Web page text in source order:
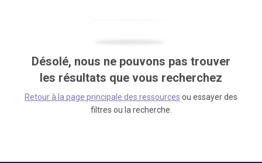
Désolé, nous ne pouvons pas trouver
les résultats que vous recherchez
Retour à la page principale des ressources ou essayer des
filtres ou la recherche.